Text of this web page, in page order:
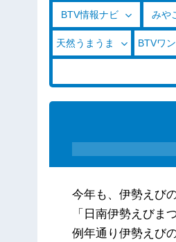
BTV情報ナビ みや
天然うまうま BTVワ
今年も、伊勢えび
「日南伊勢えびま
例年通り伊勢えび